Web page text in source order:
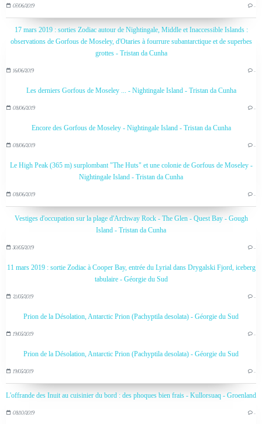
07/06/2019 …
17 mars 2019 : sorties Zodiac autour de Nightingale, Middle et Inaccessible Islands :
observations de Gorfous de Moseley, d'Otaries à fourrure subantarctique et de superbes
grottes - Tristan da Cunha
16/06/2019 …
Les derniers Gorfous de Moseley ... - Nightingale Island - Tristan da Cunha
08/06/2019 …
Encore des Gorfous de Moseley - Nightingale Island - Tristan da Cunha
08/06/2019 …
Le High Peak (365 m) surplombant "The Huts" et une colonie de Gorfous de Moseley -
Nightingale Island - Tristan da Cunha
08/06/2019 …
Vestiges d'occupation sur la plage d'Archway Rock - The Glen - Quest Bay - Gough
Island - Tristan da Cunha
30/05/2019 …
11 mars 2019 : sortie Zodiac à Cooper Bay, entrée du Lyrial dans Drygalski Fjord, iceberg
tabulaire - Géorgie du Sud
21/05/2019 …
Prion de la Désolation, Antarctic Prion (Pachyptila desolata) - Géorgie du Sud
19/05/2019 …
Prion de la Désolation, Antarctic Prion (Pachyptila desolata) - Géorgie du Sud
19/05/2019 …
L'offrande des Inuit au cuisinier du bord : des phoques bien frais - Kullorsuaq - Groenland
08/10/2019 …